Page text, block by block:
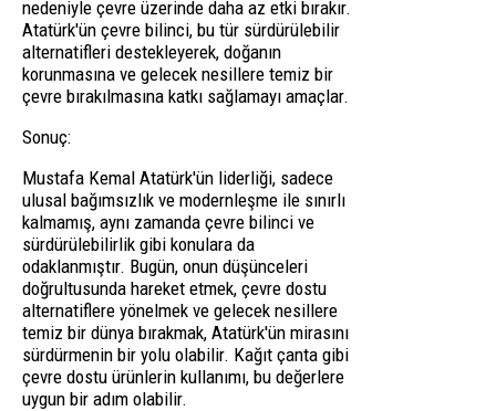
nedeniyle çevre üzerinde daha az etki bırakır.
Atatürk'ün çevre bilinci, bu tür sürdürülebilir
alternatifleri destekleyerek, doğanın
korunmasına ve gelecek nesillere temiz bir
çevre bırakılmasına katkı sağlamayı amaçlar.
Sonuç:
Mustafa Kemal Atatürk'ün liderliği, sadece
ulusal bağımsızlık ve modernleşme ile sınırlı
kalmamış, aynı zamanda çevre bilinci ve
sürdürülebilirlik gibi konulara da
odaklanmıştır. Bugün, onun düşünceleri
doğrultusunda hareket etmek, çevre dostu
alternatiflere yönelmek ve gelecek nesillere
temiz bir dünya bırakmak, Atatürk'ün mirasını
sürdürmenin bir yolu olabilir. Kağıt çanta gibi
çevre dostu ürünlerin kullanımı, bu değerlere
uygun bir adım olabilir.